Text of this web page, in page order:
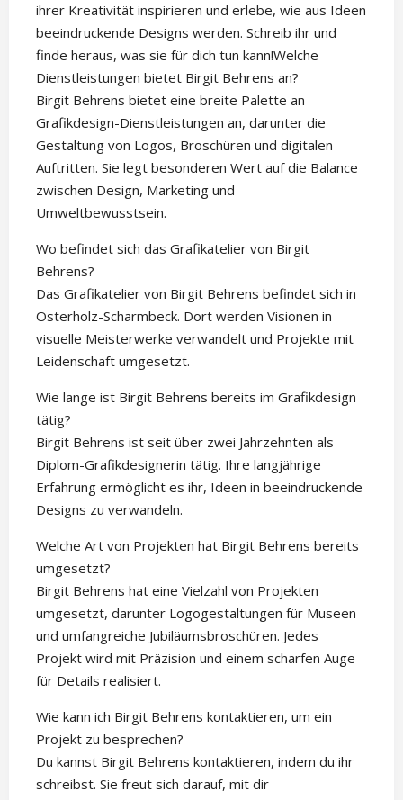
ihrer Kreativität inspirieren und erlebe, wie aus Ideen
beeindruckende Designs werden. Schreib ihr und
finde heraus, was sie für dich tun kann!Welche
Dienstleistungen bietet Birgit Behrens an?
Birgit Behrens bietet eine breite Palette an
Grafikdesign-Dienstleistungen an, darunter die
Gestaltung von Logos, Broschüren und digitalen
Auftritten. Sie legt besonderen Wert auf die Balance
zwischen Design, Marketing und
Umweltbewusstsein.
Wo befindet sich das Grafikatelier von Birgit
Behrens?
Das Grafikatelier von Birgit Behrens befindet sich in
Osterholz-Scharmbeck. Dort werden Visionen in
visuelle Meisterwerke verwandelt und Projekte mit
Leidenschaft umgesetzt.
Wie lange ist Birgit Behrens bereits im Grafikdesign
tätig?
Birgit Behrens ist seit über zwei Jahrzehnten als
Diplom-Grafikdesignerin tätig. Ihre langjährige
Erfahrung ermöglicht es ihr, Ideen in beeindruckende
Designs zu verwandeln.
Welche Art von Projekten hat Birgit Behrens bereits
umgesetzt?
Birgit Behrens hat eine Vielzahl von Projekten
umgesetzt, darunter Logogestaltungen für Museen
und umfangreiche Jubiläumsbroschüren. Jedes
Projekt wird mit Präzision und einem scharfen Auge
für Details realisiert.
Wie kann ich Birgit Behrens kontaktieren, um ein
Projekt zu besprechen?
Du kannst Birgit Behrens kontaktieren, indem du ihr
schreibst. Sie freut sich darauf, mit dir